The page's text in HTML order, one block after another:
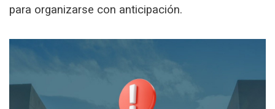
para organizarse con anticipación.